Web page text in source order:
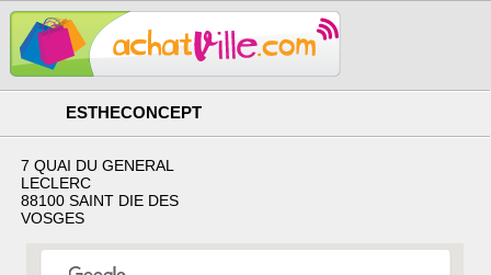
ESTHECONCEPT
7 QUAI DU GENERAL
LECLERC
88100 SAINT DIE DES
VOSGES